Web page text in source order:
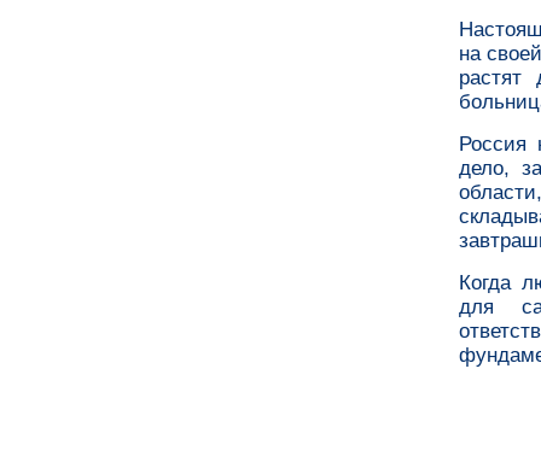
на
растят
Россия
дело,
Когда
для